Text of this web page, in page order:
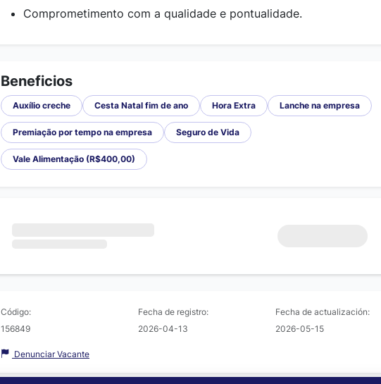
Comprometimento com a qualidade e pontualidade.
Beneficios
Auxílio creche Cesta Natal fim de ano Hora Extra Lanche na empresa
Premiação por tempo na empresa Seguro de Vida
Vale Alimentação (R$400,00)
Código:
156849
Fecha de registro:
2026-04-13
Fecha de actualización:
2026-05-15
Denunciar Vacante